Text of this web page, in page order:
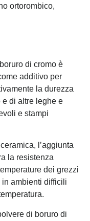
ortorombico,
di cromo è
additivo per
la durezza
e di altre leghe e
e stampi
l’aggiunta
la resistenza
dei grezzi
in ambienti difficili
di boruro di